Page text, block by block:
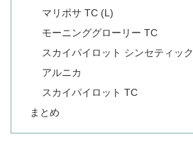
マリポサ TC (L)
モーニンググローリー TC
スカイパイロット シンセティック
アルニカ
スカイパイロット TC
まとめ